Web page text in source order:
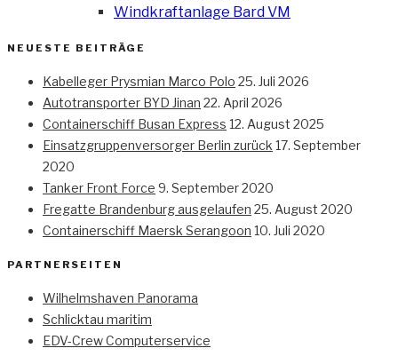
Windkraftanlage Bard VM
NEUESTE BEITRÄGE
Kabelleger Prysmian Marco Polo 25. Juli 2026
Autotransporter BYD Jinan 22. April 2026
Containerschiff Busan Express 12. August 2025
Einsatzgruppenversorger Berlin zurück 17. September
2020
Tanker Front Force 9. September 2020
Fregatte Brandenburg ausgelaufen 25. August 2020
Containerschiff Maersk Serangoon 10. Juli 2020
PARTNERSEITEN
Wilhelmshaven Panorama
Schlicktau maritim
EDV-Crew Computerservice